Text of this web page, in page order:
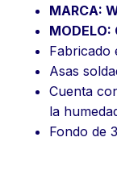
MARCA:
Fabricado
Asas
Cuenta
la
Fondo de